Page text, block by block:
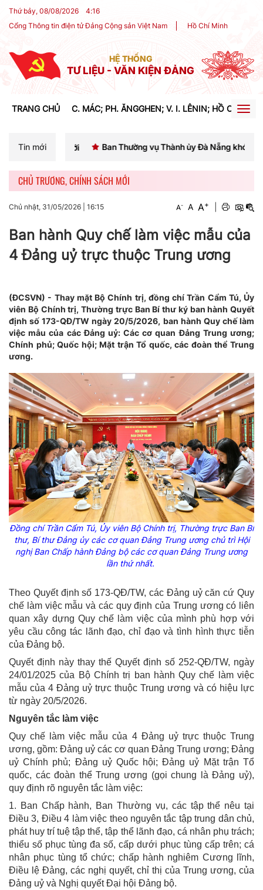
Thứ bảy, 08/08/2026 4:16
Cổng Thông tin điện tử Đảng Cộng sản Việt Nam
Hồ Chí Minh
HỆ THỐNG
TƯ LIỆU - VĂN KIỆN ĐẢNG
TRANG CHỦ C. MÁC; PH. ĂNGGHEN; V. I. LÊNIN; HỒ CHÍ
Tin mới
Ban Thường vụ Thành ủy Đà Nẵng khóa I Phát
CHỦ TRƯƠNG, CHÍNH SÁCH MỚI
Chủ nhật, 31/05/2026 16:15 A- A A+
Ban hành Quy chế làm việc mẫu của
4 Đảng uỷ trực thuộc Trung ương
(ĐCSVN) - Thay mặt Bộ Chính trị, đồng chí Trần Cẩm Tú, Ủy
viên Bộ Chính trị, Thường trực Ban Bí thư ký ban hành Quyết
định số 173-QĐ/TW ngày 20/5/2026, ban hành Quy chế làm
việc mẫu của các Đảng uỷ: Các cơ quan Đảng Trung ương;
Chính phủ; Quốc hội; Mặt trận Tổ quốc, các đoàn thể Trung
ương.
Đồng chí Trần Cẩm Tú, Ủy viên Bộ Chính trị, Thường trực Ban Bí
thư, Bí thư Đảng ủy các cơ quan Đảng Trung ương chủ trì Hội
nghị Ban Chấp hành Đảng bộ các cơ quan Đảng Trung ương
lần thứ nhất.
Theo Quyết định số 173-QĐ/TW, các Đảng uỷ căn cứ Quy
chế làm việc mẫu và các quy định của Trung ương có liên
quan xây dựng Quy chế làm việc của mình phù hợp với
yêu cầu công tác lãnh đạo, chỉ đạo và tình hình thực tiễn
của Đảng bộ.
Quyết định này thay thế Quyết định số 252-QĐ/TW, ngày
24/01/2025 của Bộ Chính trị ban hành Quy chế làm việc
mẫu của 4 Đảng uỷ trực thuộc Trung ương và có hiệu lực
từ ngày 20/5/2026.
Nguyên tắc làm việc
Quy chế làm việc mẫu của 4 Đảng uỷ trực thuộc Trung
ương, gồm: Đảng uỷ các cơ quan Đảng Trung ương; Đảng
uỷ Chính phủ; Đảng uỷ Quốc hội; Đảng uỷ Mặt trận Tổ
quốc, các đoàn thể Trung ương (gọi chung là Đảng uỷ),
quy định rõ nguyên tắc làm việc:
1. Ban Chấp hành, Ban Thường vụ, các tập thể nêu tại
Điều 3, Điều 4 làm việc theo nguyên tắc tập trung dân chủ,
phát huy trí tuệ tập thể, tập thể lãnh đạo, cá nhân phụ trách;
thiểu số phục tùng đa số, cấp dưới phục tùng cấp trên; cá
nhân phục tùng tổ chức; chấp hành nghiêm Cương lĩnh,
Điều lệ Đảng, các nghị quyết, chỉ thị của Trung ương, của
Đảng uỷ và Nghị quyết Đại hội Đảng bộ.